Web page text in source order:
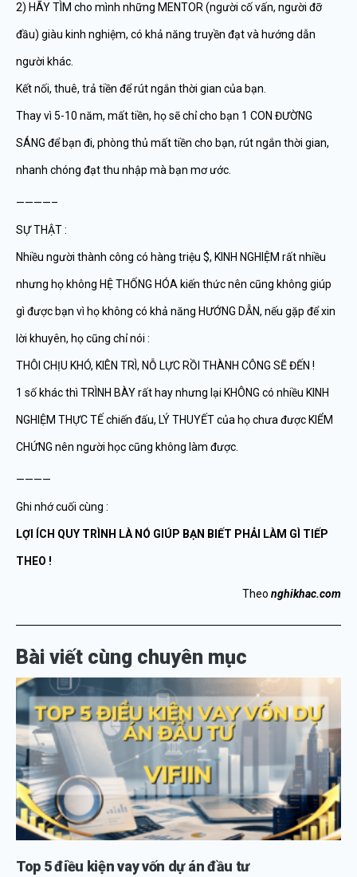
2) HÃY TÌM cho mình những MENTOR (người cố vấn, người đỡ
đầu) giàu kinh nghiệm, có khả năng truyền đạt và hướng dẫn
người khác.
Kết nối, thuê, trả tiền để rút ngắn thời gian của bạn.
Thay vì 5-10 năm, mất tiền, họ sẽ chỉ cho bạn 1 CON ĐƯỜNG
SÁNG để bạn đi, phòng thủ mất tiền cho bạn, rút ngắn thời gian,
nhanh chóng đạt thu nhập mà bạn mơ ước.
————–
SỰ THẬT :
Nhiều người thành công có hàng triệu $, KINH NGHIỆM rất nhiều
nhưng họ không HỆ THỐNG HÓA kiến thức nên cũng không giúp
gì được bạn vì họ không có khả năng HƯỚNG DẪN, nếu gặp để xin
lời khuyên, họ cũng chỉ nói :
THÔI CHỊU KHÓ, KIÊN TRÌ, NỖ LỰC RỒI THÀNH CÔNG SẼ ĐẾN !
1 số khác thì TRÌNH BÀY rất hay nhưng lại KHÔNG có nhiều KINH
NGHIỆM THỰC TẾ chiến đấu, LÝ THUYẾT của họ chưa được KIỂM
CHỨNG nên người học cũng không làm được.
————
Ghi nhớ cuối cùng :
LỢI ÍCH QUY TRÌNH LÀ NÓ GIÚP BẠN BIẾT PHẢI LÀM GÌ TIẾP
THEO !
Theo nghikhac.com
Bài viết cùng chuyên mục
Top 5 điều kiện vay vốn dự án đầu tư